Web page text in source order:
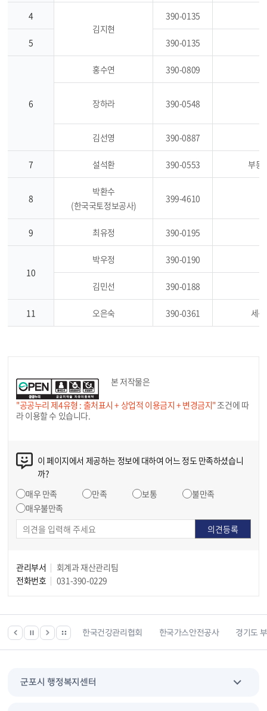
4
김지현
390-0135
5 390-0135
6
홍수연 390-0809
장하라 390-0548
김선영 390-0887
7 설석환 390-0553 부동
8
박환수
(한국국토정보공사)
399-4610
9 최유정 390-0195
10
박우정 390-0190
김민선 390-0188
11 오은숙 390-0361 세
본 저작물은
"공공누리 제4유형 : 출처표시 + 상업적 이용금지 + 변경금지" 조건에 따
라 이용할 수 있습니다.
이 페이지에서 제공하는 정보에 대하여 어느 정도 만족하셨습니
까?
매우 만족
만족 보통
불만족
매우불만족
관리부서
회계과 재산관리팀
전화번호
031-390-0229
등 위치찾기서비스 한국건강관리협회 한국가스안전공사 경기도
군포시 행정복지센터